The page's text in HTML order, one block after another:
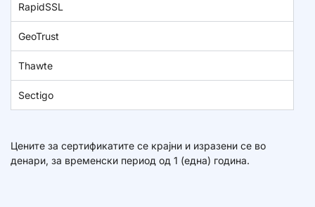
RapidSSL
GeoTrust
Thawte
Sectigo
Цените за сертификатите се крајни и изразени се во
денари, за временски период од 1 (една) година.